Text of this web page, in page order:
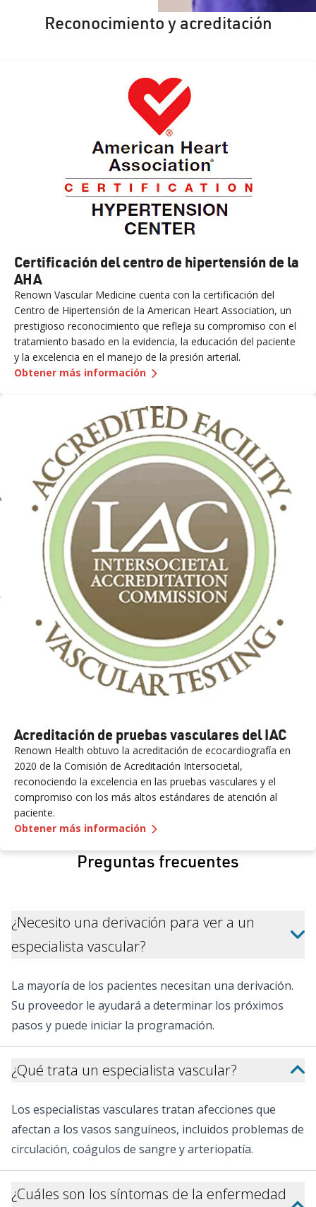
Reconocimiento y acreditación
Certificación del centro de hipertensión de la
AHA
Renown Vascular Medicine cuenta con la certificación del
Centro de Hipertensión de la American Heart Association, un
prestigioso reconocimiento que refleja su compromiso con el
tratamiento basado en la evidencia, la educación del paciente
y la excelencia en el manejo de la presión arterial.
Obtener más información — Certificación del centro de
Acreditación de pruebas vasculares del IAC
Renown Health obtuvo la acreditación de ecocardiografía en
2020 de la Comisión de Acreditación Intersocietal,
reconociendo la excelencia en las pruebas vasculares y el
compromiso con los más altos estándares de atención al
paciente.
Obtener más información — Acreditación de pruebas
Preguntas frecuentes
¿Necesito una derivación para ver a un
especialista vascular?
La mayoría de los pacientes necesitan una derivación.
Su proveedor le ayudará a determinar los próximos
pasos y puede iniciar la programación.
¿Qué trata un especialista vascular?
Los especialistas vasculares tratan afecciones que
afectan a los vasos sanguíneos, incluidos problemas de
circulación, coágulos de sangre y arteriopatía.
¿Cuáles son los síntomas de la enfermedad